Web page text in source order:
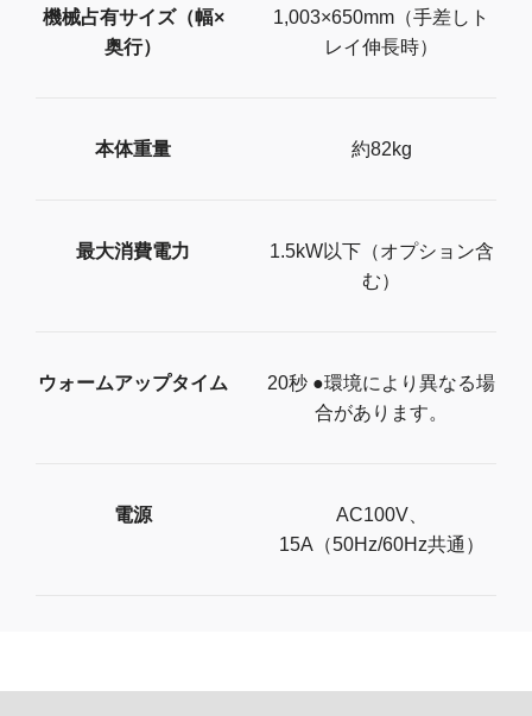
機械占有サイズ（幅×
奥行）
1,003×650mm（手差しト
レイ伸長時）
本体重量 約82kg
最大消費電力
1.5kW以下（オプション含
む）
ウォームアップタイム
20秒 ●環境により異なる場
合があります。
電源
AC100V、
15A（50Hz/60Hz共通）